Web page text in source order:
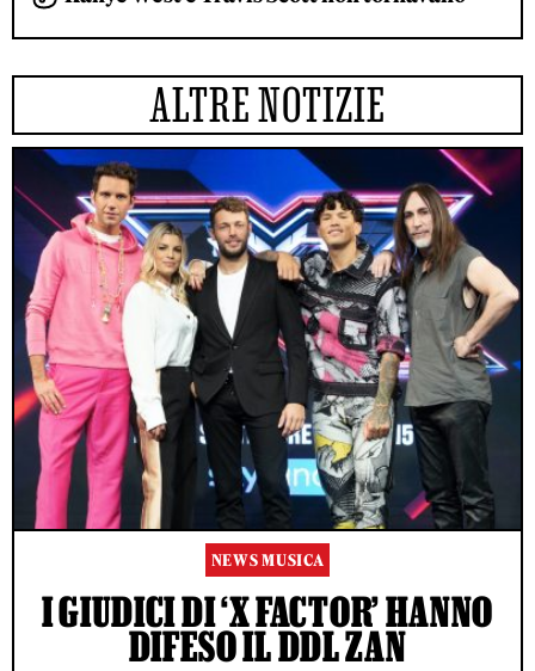
ALTRE NOTIZIE
NEWS MUSICA
I GIUDICI DI ‘X FACTOR’ HANNO
DIFESO IL DDL ZAN